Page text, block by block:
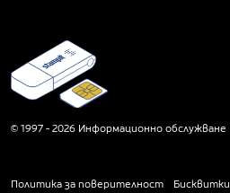
© 1997 - 2026 Информационно обслужване
Политика за поверителност Бисквитки